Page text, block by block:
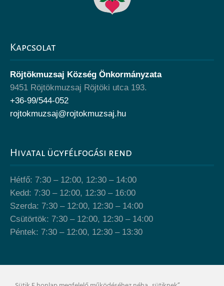
Kapcsolat
Röjtökmuzsaj Község Önkormányzata
9451 Röjtökmuzsaj Röjtöki utca 193.
+36-99/544-052
rojtokmuzsaj@rojtokmuzsaj.hu
Hivatal ügyfélfogási rend
Hétfő: 7:30 – 12:00, 12:30 – 14:00
Kedd: 7:30 – 12:00, 12:30 – 16:00
Szerda: 7:30 – 12:00, 12:30 – 14:00
Csütörtök: 7:30 – 12:00, 12:30 – 14:00
Péntek: 7:30 – 12:00, 12:30 – 13:30